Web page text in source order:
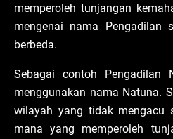
memperoleh tunjangan
mengenai nama Pengadilan
berbeda.
Sebagai contoh Pengadilan
menggunakan nama Natuna.
wilayah yang tidak mengacu
mana yang memperoleh